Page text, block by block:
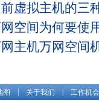
虚拟主机的三
空间为何要使
主机万网空间
图 关于我们 工作机会